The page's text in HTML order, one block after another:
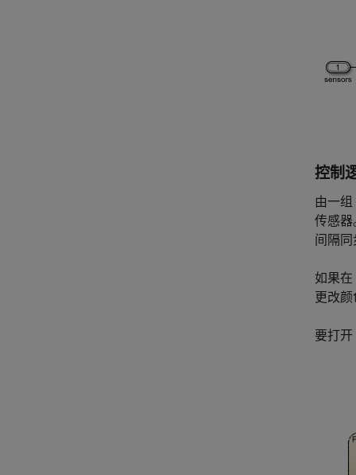
控制
由一
传感
间隔
如果
更改
要打开